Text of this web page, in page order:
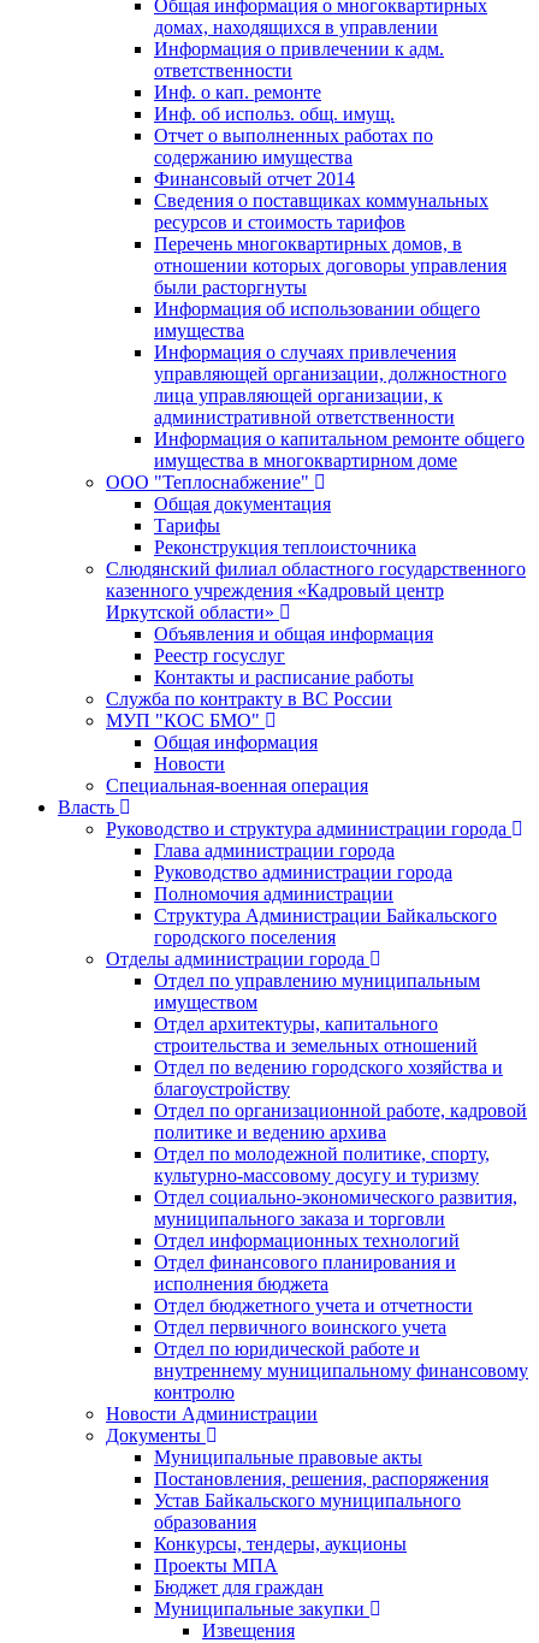
Общая информация о многоквартирных
домах, находящихся в управлении
Информация о привлечении к адм.
ответственности
Инф. о кап. ремонте
Инф. об использ. общ. имущ.
Отчет о выполненных работах по
содержанию имущества
Финансовый отчет 2014
Сведения о поставщиках коммунальных
ресурсов и стоимость тарифов
Перечень многоквартирных домов, в
отношении которых договоры управления
были расторгнуты
Информация об использовании общего
имущества
Информация о случаях привлечения
управляющей организации, должностного
лица управляющей организации, к
административной ответственности
Информация о капитальном ремонте общего
имущества в многоквартирном доме
ООО "Теплоснабжение"
Общая документация
Тарифы
Реконструкция теплоисточника
Слюдянский филиал областного государственного
казенного учреждения «Кадровый центр
Иркутской области»
Объявления и общая информация
Реестр госуслуг
Контакты и расписание работы
Служба по контракту в ВС России
МУП "КОС БМО"
Общая информация
Новости
Специальная-военная операция
Власть
Руководство и структура администрации города
Глава администрации города
Руководство администрации города
Полномочия администрации
Структура Администрации Байкальского
городского поселения
Отделы администрации города
Отдел по управлению муниципальным
имуществом
Отдел архитектуры, капитального
строительства и земельных отношений
Отдел по ведению городского хозяйства и
благоустройству
Отдел по организационной работе, кадровой
политике и ведению архива
Отдел по молодежной политике, спорту,
культурно-массовому досугу и туризму
Отдел социально-экономического развития,
муниципального заказа и торговли
Отдел информационных технологий
Отдел финансового планирования и
исполнения бюджета
Отдел бюджетного учета и отчетности
Отдел первичного воинского учета
Отдел по юридической работе и
внутреннему муниципальному финансовому
контролю
Новости Администрации
Документы
Муниципальные правовые акты
Постановления, решения, распоряжения
Устав Байкальского муниципального
образования
Конкурсы, тендеры, аукционы
Проекты МПА
Бюджет для граждан
Муниципальные закупки
Извещения